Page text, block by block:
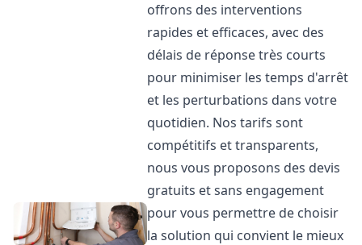
offrons des interventions
rapides et efficaces, avec des
délais de réponse très courts
pour minimiser les temps d'arrêt
et les perturbations dans votre
quotidien. Nos tarifs sont
compétitifs et transparents,
nous vous proposons des devis
gratuits et sans engagement
pour vous permettre de choisir
la solution qui convient le mieux